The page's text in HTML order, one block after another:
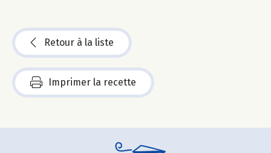
Retour à la liste
Imprimer la recette